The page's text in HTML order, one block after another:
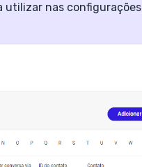
utilizar nas configurações